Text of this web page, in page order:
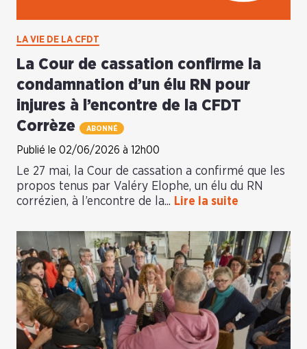
LA VIE DE LA CFDT
La Cour de cassation confirme la
condamnation d’un élu RN pour
injures à l’encontre de la CFDT
Corrèze
ABONNÉ
Publié le 02/06/2026 à 12h00
Le 27 mai, la Cour de cassation a confirmé que les
propos tenus par Valéry Elophe, un élu du RN
corrézien, à l’encontre de la... Lire la suite